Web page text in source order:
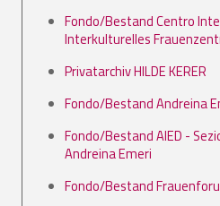
Fondo/Bestand Centro
Interkulturelles
Privatarchiv HILDE KERER
Fondo/Bestand Andreina
Fondo/Bestand AIED -
Andreina Emeri
Fondo/Bestand